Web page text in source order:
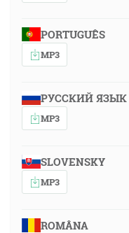
PORTUGUÊS
MP3
РУССКИЙ ЯЗЫК
MP3
SLOVENSKY
MP3
ROMÂNA